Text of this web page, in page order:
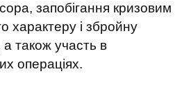
запобігання кризовим
характеру і збройну
також участь в
операціях.